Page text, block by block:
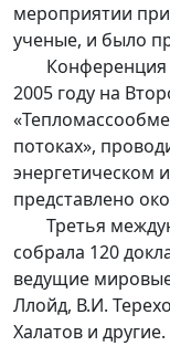
мероприятии
ученые, и было
Конференция
2005 году на
потоках»,
энергетическом
представлено
Третья
собрала 120
ведущие мировые
Ллойд, В.И.
Халатов и